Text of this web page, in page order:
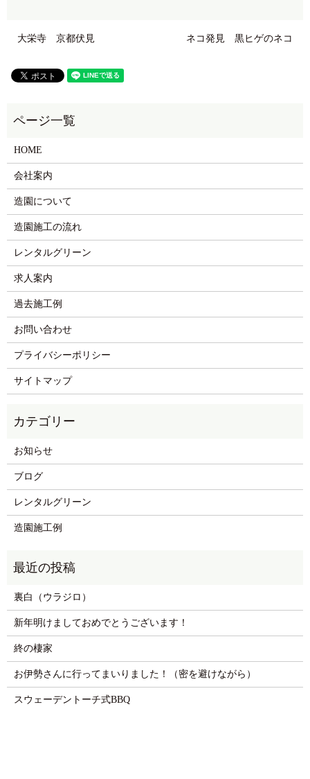
大栄寺 京都伏見 ネコ発見 黒ヒゲのネコ
HOME
会社案内
造園について
造園施工の流れ
レンタルグリーン
求人案内
過去施工例
お問い合わせ
プライバシーポリシー
サイトマップ
お知らせ
ブログ
レンタルグリーン
造園施工例
裏白（ウラジロ）
新年明けましておめでとうございます！
終の棲家
お伊勢さんに行ってまいりました！（密を避けながら）
スウェーデントーチ式BBQ